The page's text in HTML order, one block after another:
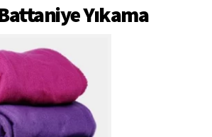
Yıkama